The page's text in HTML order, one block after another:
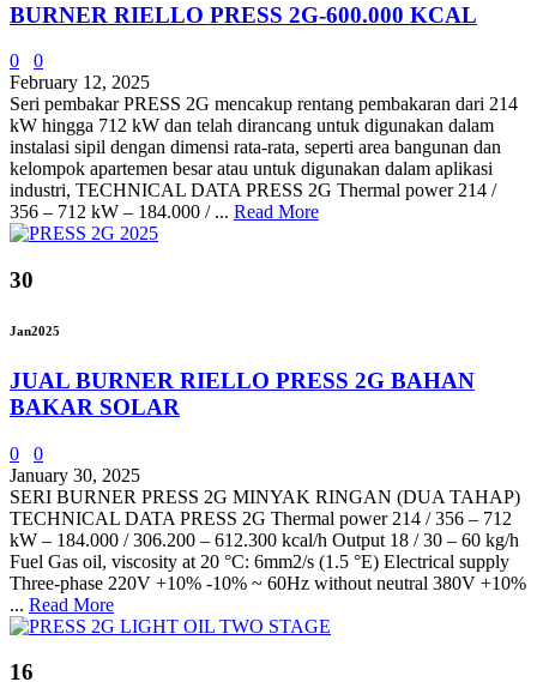
BURNER RIELLO PRESS 2G-600.000 KCAL
0
0
February 12, 2025
Seri pembakar PRESS 2G mencakup rentang pembakaran dari 214
kW hingga 712 kW dan telah dirancang untuk digunakan dalam
instalasi sipil dengan dimensi rata-rata, seperti area bangunan dan
kelompok apartemen besar atau untuk digunakan dalam aplikasi
industri, TECHNICAL DATA PRESS 2G Thermal power 214 /
356 – 712 kW – 184.000 / ... Read More
30
Jan2025
JUAL BURNER RIELLO PRESS 2G BAHAN
BAKAR SOLAR
0
0
January 30, 2025
SERI BURNER PRESS 2G MINYAK RINGAN (DUA TAHAP)
TECHNICAL DATA PRESS 2G Thermal power 214 / 356 – 712
kW – 184.000 / 306.200 – 612.300 kcal/h Output 18 / 30 – 60 kg/h
Fuel Gas oil, viscosity at 20 °C: 6mm2/s (1.5 °E) Electrical supply
Three-phase 220V +10% -10% ~ 60Hz without neutral 380V +10%
... Read More
16